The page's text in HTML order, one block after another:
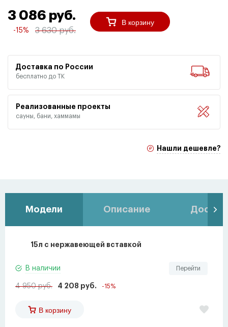
3 086 руб.
-15% 3 630 руб.
В корзину
Доставка по России
бесплатно до ТК
Реализованные проекты
сауны, бани, хаммамы
Нашли дешевле?
Модели Описание
15л с нержавеющей вставкой
Перейти
В наличии
4 950 руб. 4 208 руб. -15%
В корзину